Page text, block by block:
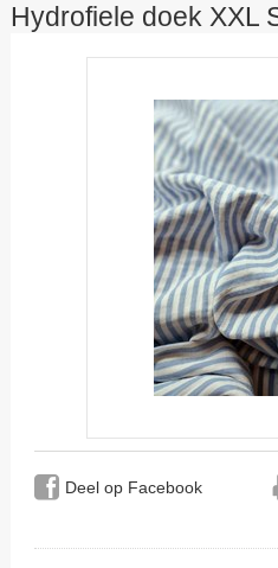
Hydrofiele doek XXL
Deel op Facebook